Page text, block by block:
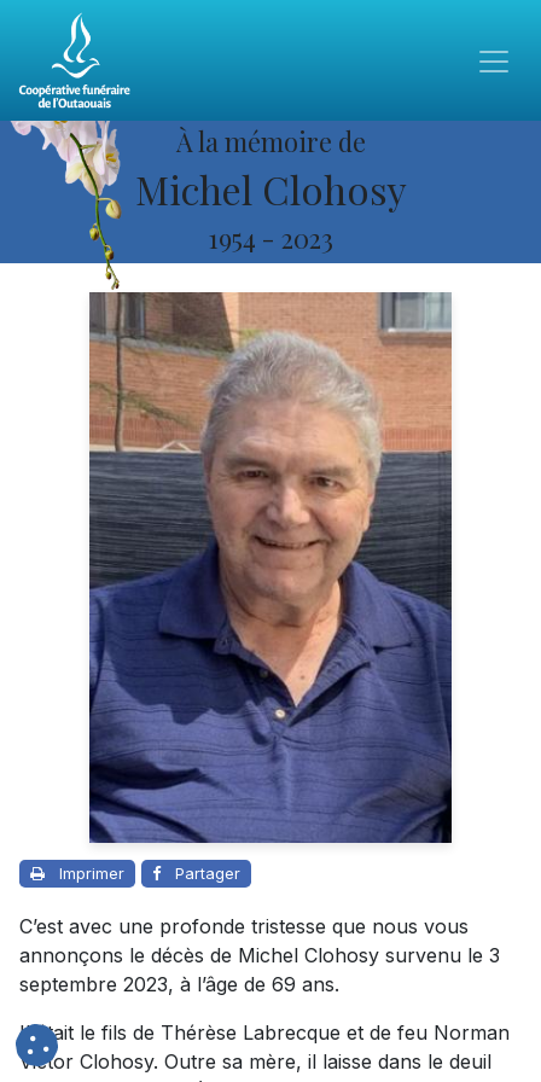
À la mémoire de
Michel Clohosy
1954 - 2023
Imprimer Partager
C’est avec une profonde tristesse que nous vous
annonçons le décès de Michel Clohosy survenu le 3
septembre 2023, à l’âge de 69 ans.
Il était le fils de Thérèse Labrecque et de feu Norman
Victor Clohosy. Outre sa mère, il laisse dans le deuil